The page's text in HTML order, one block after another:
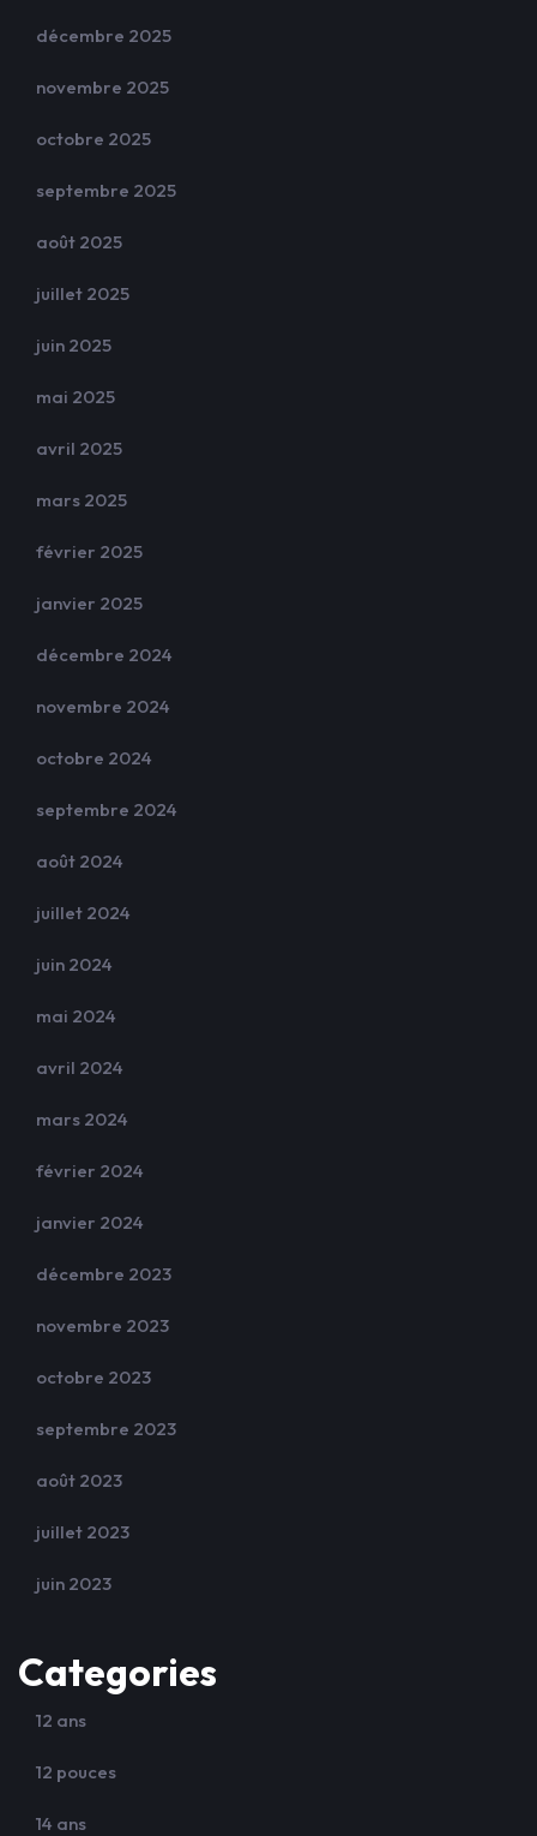
décembre 2025
novembre 2025
octobre 2025
septembre 2025
août 2025
juillet 2025
juin 2025
mai 2025
avril 2025
mars 2025
février 2025
janvier 2025
décembre 2024
novembre 2024
octobre 2024
septembre 2024
août 2024
juillet 2024
juin 2024
mai 2024
avril 2024
mars 2024
février 2024
janvier 2024
décembre 2023
novembre 2023
octobre 2023
septembre 2023
août 2023
juillet 2023
juin 2023
Categories
12 ans
12 pouces
14 ans